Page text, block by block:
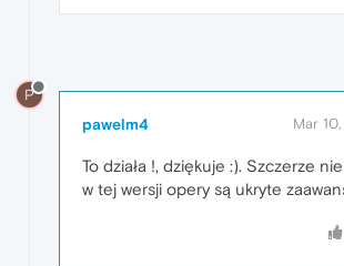
P
pawelm4 Mar
To działa !, dziękuje :). Szczerze
w tej wersji opery są ukryte